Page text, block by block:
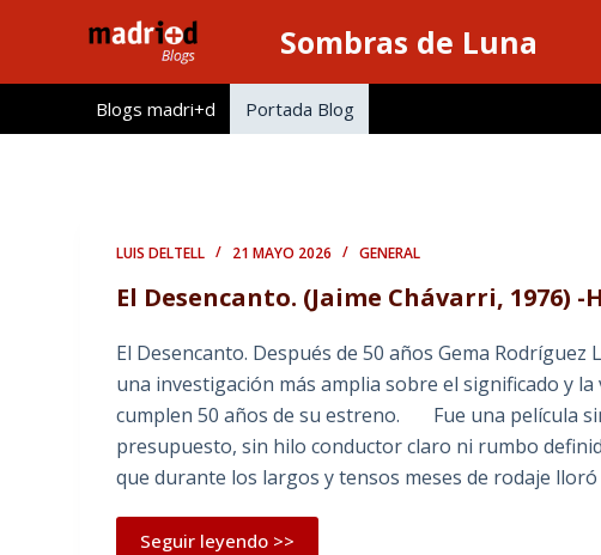
l
Sombras de Luna
Blogs madri+d Portada Blog
LUIS DELTELL 21 MAYO 2026 GENERAL
El Desencanto. (Jaime Chávarri, 1976) -
El Desencanto. Después de 50 años Gema
una investigación más amplia sobre el significado y
cumplen 50 años de su estreno. Fue una película
presupuesto, sin hilo conductor claro ni rumbo
que durante los largos y tensos meses de rodaje
Seguir leyendo >>